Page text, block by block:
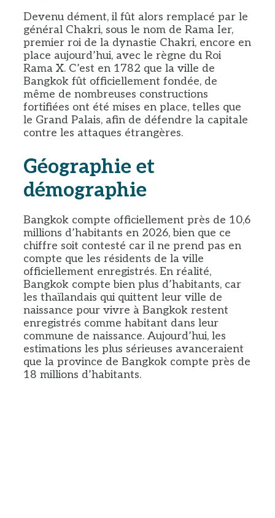
Devenu dément, il fût alors remplacé par le
général Chakri, sous le nom de Rama Ier,
premier roi de la dynastie Chakri, encore en
place aujourd’hui, avec le règne du Roi
Rama X. C’est en 1782 que la ville de
Bangkok fût officiellement fondée, de
même de nombreuses constructions
fortifiées ont été mises en place, telles que
le Grand Palais, afin de défendre la capitale
contre les attaques étrangères.
Géographie et
démographie
Bangkok compte officiellement près de 10,6
millions d’habitants en 2026, bien que ce
chiffre soit contesté car il ne prend pas en
compte que les résidents de la ville
officiellement enregistrés. En réalité,
Bangkok compte bien plus d’habitants, car
les thaïlandais qui quittent leur ville de
naissance pour vivre à Bangkok restent
enregistrés comme habitant dans leur
commune de naissance. Aujourd’hui, les
estimations les plus sérieuses avanceraient
que la province de Bangkok compte près de
18 millions d’habitants.